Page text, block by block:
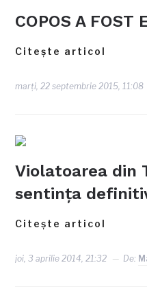
COPOS A FOST
Citește articol
marți, 22 septembrie 2015, 11:08
Violatoarea din
sentinţa
Citește articol
joi, 3 aprilie 2014, 21:32 De: